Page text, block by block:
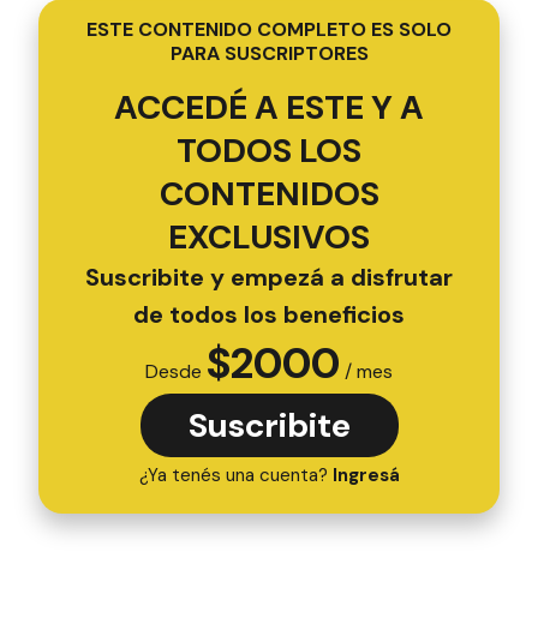
ESTE CONTENIDO COMPLETO ES SOLO
PARA SUSCRIPTORES
ACCEDÉ A ESTE Y A
TODOS LOS
CONTENIDOS
EXCLUSIVOS
Suscribite y empezá a disfrutar
de todos los beneficios
Desde $2000 / mes
Suscribite
¿Ya tenés una cuenta? Ingresá